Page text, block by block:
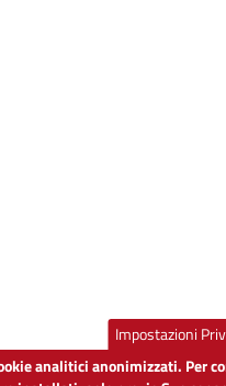
Impostazioni
analitici anonimizzati. Per